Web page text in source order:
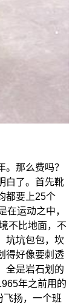
那么费吗？
白了。首先靴
都要上25个
在运动之中，
不比地面，不
坑坑包包，坎
得好像要刺透
全是岩石划的
年之前用的
飞扬，一个班